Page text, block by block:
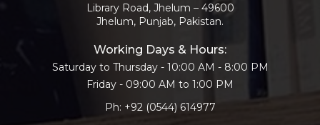
Library Road, Jhelum – 49600
Jhelum, Punjab, Pakistan.
Working Days & Hours:
Saturday to Thursday - 10:00 AM - 8:00 PM
Friday - 09:00 AM to 1:00 PM
Ph: +92 (0544) 614977